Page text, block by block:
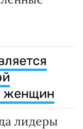
женщин
лидеры